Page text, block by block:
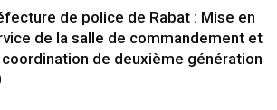
de police de Rabat : Mise en
de la salle de commandement et
de deuxième génération